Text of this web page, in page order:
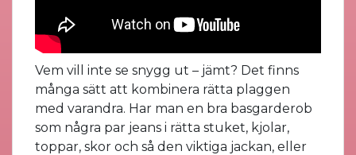
Vem vill inte se snygg ut – jämt? Det finns
många sätt att kombinera rätta plaggen
med varandra. Har man en bra basgarderob
som några par jeans i rätta stuket, kjolar,
toppar, skor och så den viktiga jackan, eller